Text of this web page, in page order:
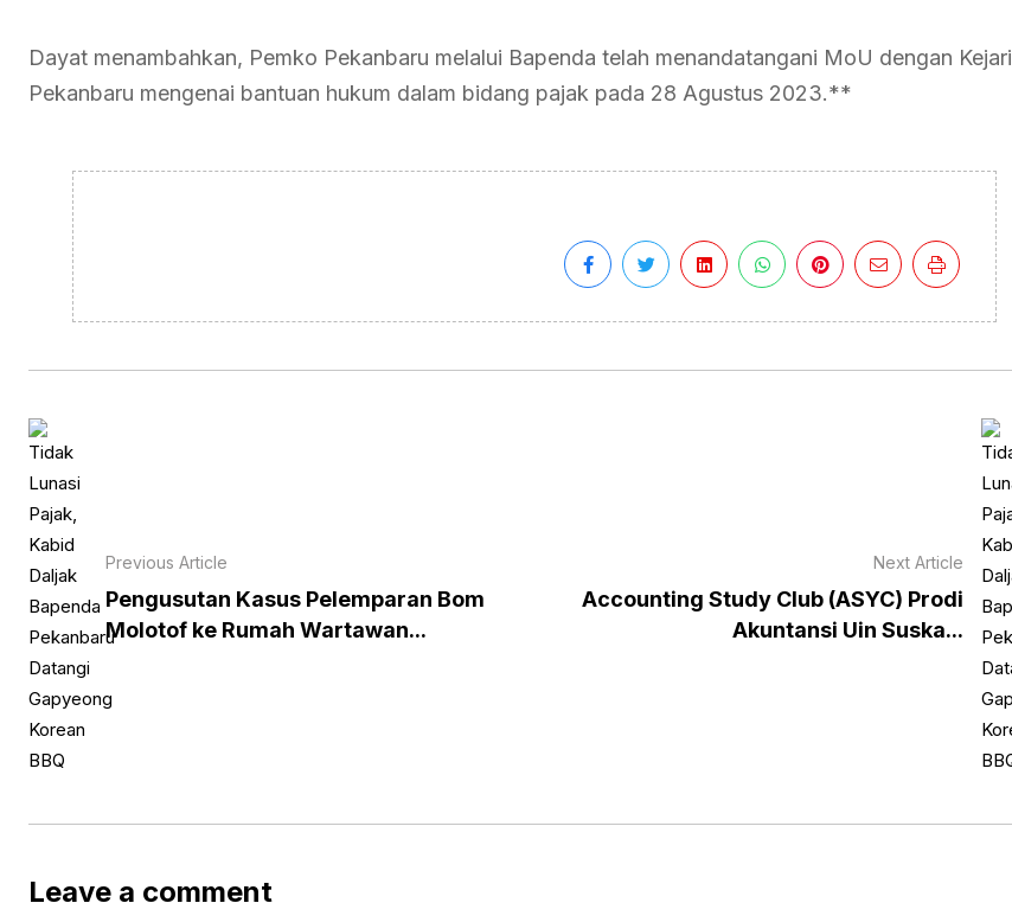
Dayat menambahkan, Pemko Pekanbaru melalui Bapenda telah menandatangani MoU dengan Kejari
Pekanbaru mengenai bantuan hukum dalam bidang pajak pada 28 Agustus 2023.**
Previous Article
Pengusutan Kasus Pelemparan Bom
Molotof ke Rumah Wartawan...
Next Article
Accounting Study Club (ASYC) Prodi
Akuntansi Uin Suska...
Leave a comment